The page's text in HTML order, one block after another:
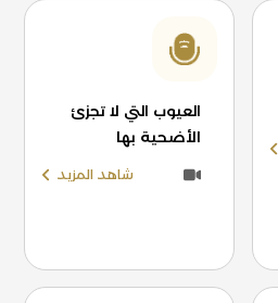
العيوب التي لا تجزئ
الأضحية بها
شاهد المزيد